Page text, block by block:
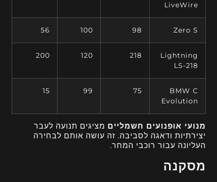
LiveWire
Zero S
98
100
56
Lightning
LS-218
218
120
200
BMW C
Evolution
75
99
15
מנועי אופנועים חשמליים מציגים תנועה לעבר
יצירתיות ודאגה לסביבה. זה עושה אותם לבחירה
העליונה עבור רוכבי המחר.
מסקנה